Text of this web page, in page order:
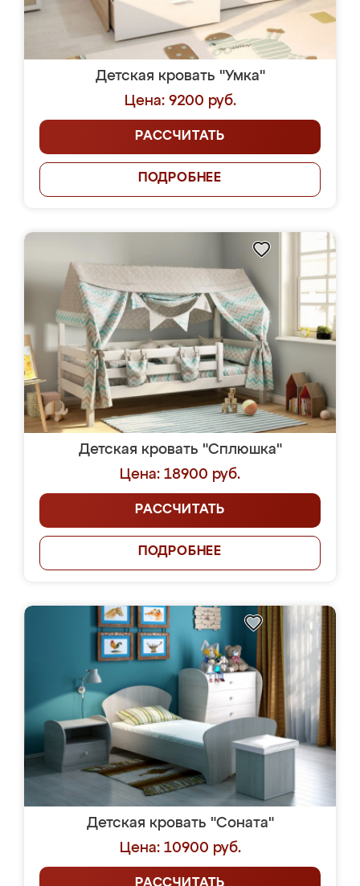
Детская кровать "Умка"
Цена: 9200 руб.
РАССЧИТАТЬ
ПОДРОБНЕЕ
Детская кровать "Сплюшка"
Цена: 18900 руб.
РАССЧИТАТЬ
ПОДРОБНЕЕ
Детская кровать "Соната"
Цена: 10900 руб.